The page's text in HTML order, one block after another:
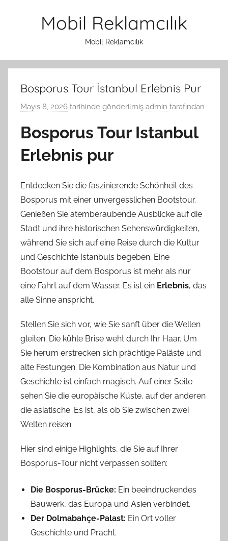
Mobil Reklamcılık
Mobil Reklamcılık
Bosporus Tour İstanbul Erlebnis Pur
Mayıs 8, 2026 tarihinde gönderilmiş admin tarafından
Bosporus Tour Istanbul
Erlebnis pur
Entdecken Sie die faszinierende Schönheit des
Bosporus mit einer unvergesslichen Bootstour.
Genießen Sie atemberaubende Ausblicke auf die
Stadt und ihre historischen Sehenswürdigkeiten,
während Sie sich auf eine Reise durch die Kultur
und Geschichte Istanbuls begeben. Eine
Bootstour auf dem Bosporus ist mehr als nur
eine Fahrt auf dem Wasser. Es ist ein Erlebnis, das
alle Sinne anspricht.
Stellen Sie sich vor, wie Sie sanft über die Wellen
gleiten. Die kühle Brise weht durch Ihr Haar. Um
Sie herum erstrecken sich prächtige Paläste und
alte Festungen. Die Kombination aus Natur und
Geschichte ist einfach magisch. Auf einer Seite
sehen Sie die europäische Küste, auf der anderen
die asiatische. Es ist, als ob Sie zwischen zwei
Welten reisen.
Hier sind einige Highlights, die Sie auf Ihrer
Bosporus-Tour nicht verpassen sollten:
Die Bosporus-Brücke: Ein beeindruckendes
Bauwerk, das Europa und Asien verbindet.
Der Dolmabahçe-Palast: Ein Ort voller
Geschichte und Pracht.